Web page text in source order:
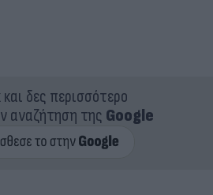
και δες περισσότερο
αναζήτηση της Google